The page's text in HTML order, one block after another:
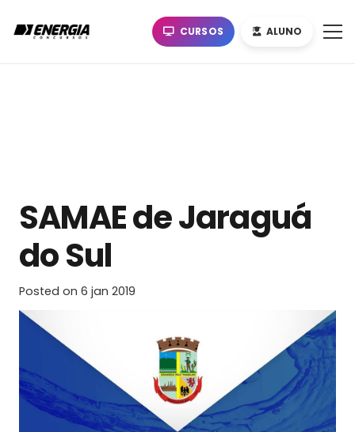
CURSOS ALUNO
SAMAE de Jaraguá
do Sul
Posted on 6 jan 2019